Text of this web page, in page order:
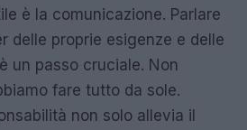
è la comunicazione. Parlare
delle proprie esigenze e delle
un passo cruciale. Non
fare tutto da sole.
non solo allevia il